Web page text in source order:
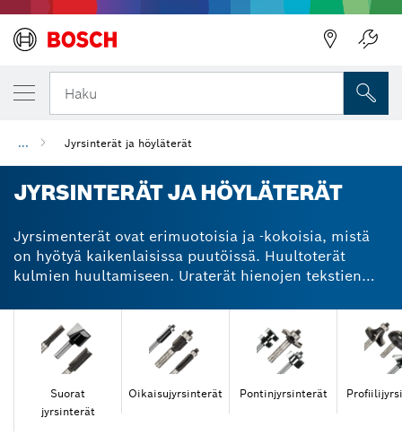
Haku
... Jyrsinterät ja höyläterät
JYRSINTERÄT JA HÖYLÄTERÄT
Jyrsimenterät ovat erimuotoisia ja -kokoisia, mistä
on hyötyä kaikenlaisissa puutöissä. Huultoterät
kulmien huultamiseen. Uraterät hienojen tekstien
jyrsimiseen. Boschilta on saatavissa nämä jyrsinterät
ja paljon muuta. Jyrsintähöyläterän rakenne lisää
turvallisuuttasi ohentamalla lastujen paksuutta ja
estämällä siten takaiskuja. Höylän huipputerävällä
karbidikääntöterällä saadaan sileä, siisti ja
täydellinen höyläysjälki massiivipuupintoihin.
Kovametallikärkiset jyrsimen terät varmistavat
Suorat
jyrsinterät
Oikaisujyrsinterät Pontinjyrsinterät